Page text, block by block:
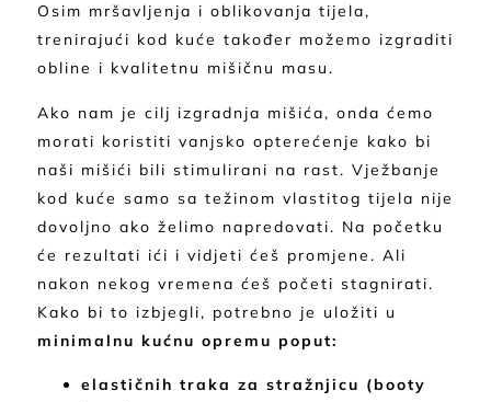
Osim mršavljenja i oblikovanja tijela,
trenirajući kod kuće također možemo izgraditi
obline i kvalitetnu mišičnu masu.
Ako nam je cilj izgradnja mišića, onda ćemo
morati koristiti vanjsko opterećenje kako bi
naši mišići bili stimulirani na rast. Vježbanje
kod kuće samo sa težinom vlastitog tijela nije
dovoljno ako želimo napredovati. Na početku
će rezultati ići i vidjeti ćeš promjene. Ali
nakon nekog vremena ćeš početi stagnirati.
Kako bi to izbjegli, potrebno je uložiti u
minimalnu kućnu opremu poput:
elastičnih traka za stražnjicu (booty